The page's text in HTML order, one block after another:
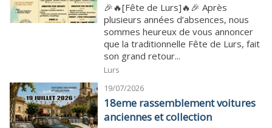
🎉🔥[Fête de Lurs]🔥🎉 Après
plusieurs années d’absences, nous
sommes heureux de vous annoncer
que la traditionnelle Fête de Lurs, fait
son grand retour...
Lurs
19/07/2026
18eme rassemblement voitures
anciennes et collection